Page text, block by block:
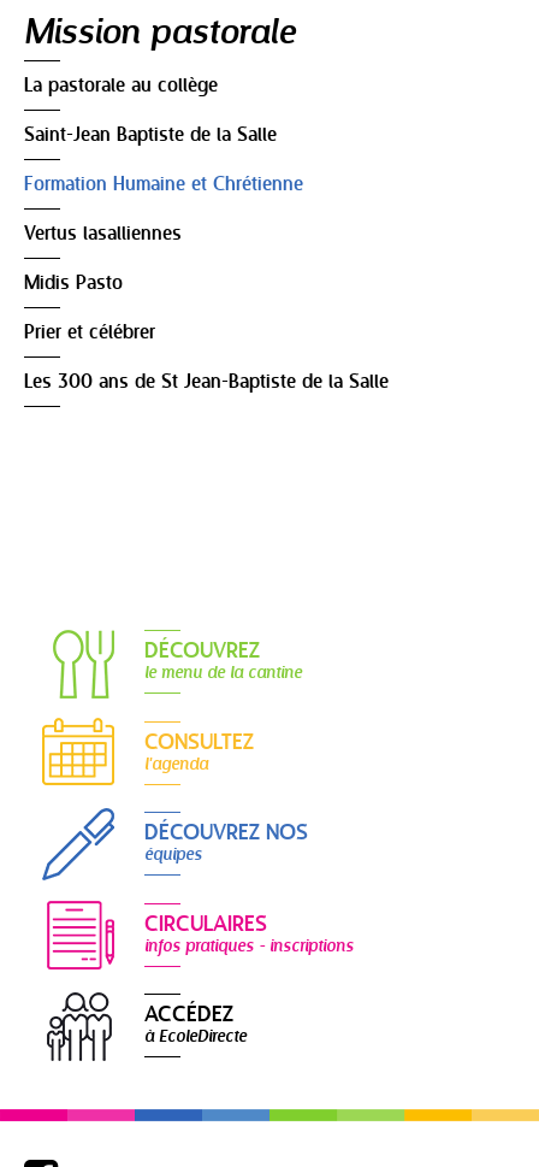
Mission pastorale
La pastorale au collège
Saint-Jean Baptiste de la Salle
Formation Humaine et Chrétienne
Vertus lasalliennes
Midis Pasto
Prier et célébrer
Les 300 ans de St Jean-Baptiste de la Salle
DÉCOUVREZ
le menu de la cantine
CONSULTEZ
l'agenda
DÉCOUVREZ NOS
équipes
CIRCULAIRES
infos pratiques - inscriptions
ACCÉDEZ
à EcoleDirecte